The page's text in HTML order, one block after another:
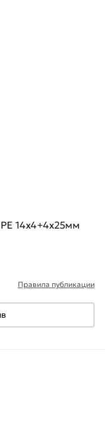
14x4+4x25мм
Правила публикации